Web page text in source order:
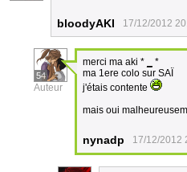
bloodyAKI 17/12/2012
54
Auteur
merci ma aki *
*
ma 1ere colo sur SAÏ
j'étais contente
mais oui
nynadp 17/12/2012